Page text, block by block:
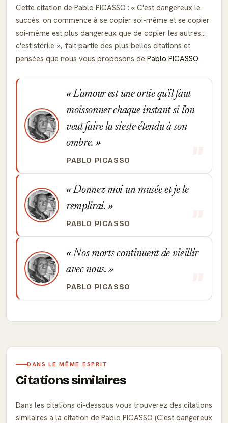
Cette citation de Pablo PICASSO :
C'est dangereux le
succès. on commence à se copier soi-même et se copier
soi-même est plus dangereux que de copier les autres...
c'est stérile
, fait partie des plus belles citations et
pensées que nous vous proposons de Pablo PICASSO.
L'amour est une ortie qu'il faut
moissonner chaque instant si l'on
veut faire la sieste étendu à son
ombre.
PABLO PICASSO
Donnez-moi un musée et je le
remplirai.
PABLO PICASSO
Nos morts continuent de vieillir
avec nous.
PABLO PICASSO
DANS LE MÊME ESPRIT
Citations similaires
Dans les citations ci-dessous vous trouverez des citations
similaires à la citation de Pablo PICASSO (C'est dangereux